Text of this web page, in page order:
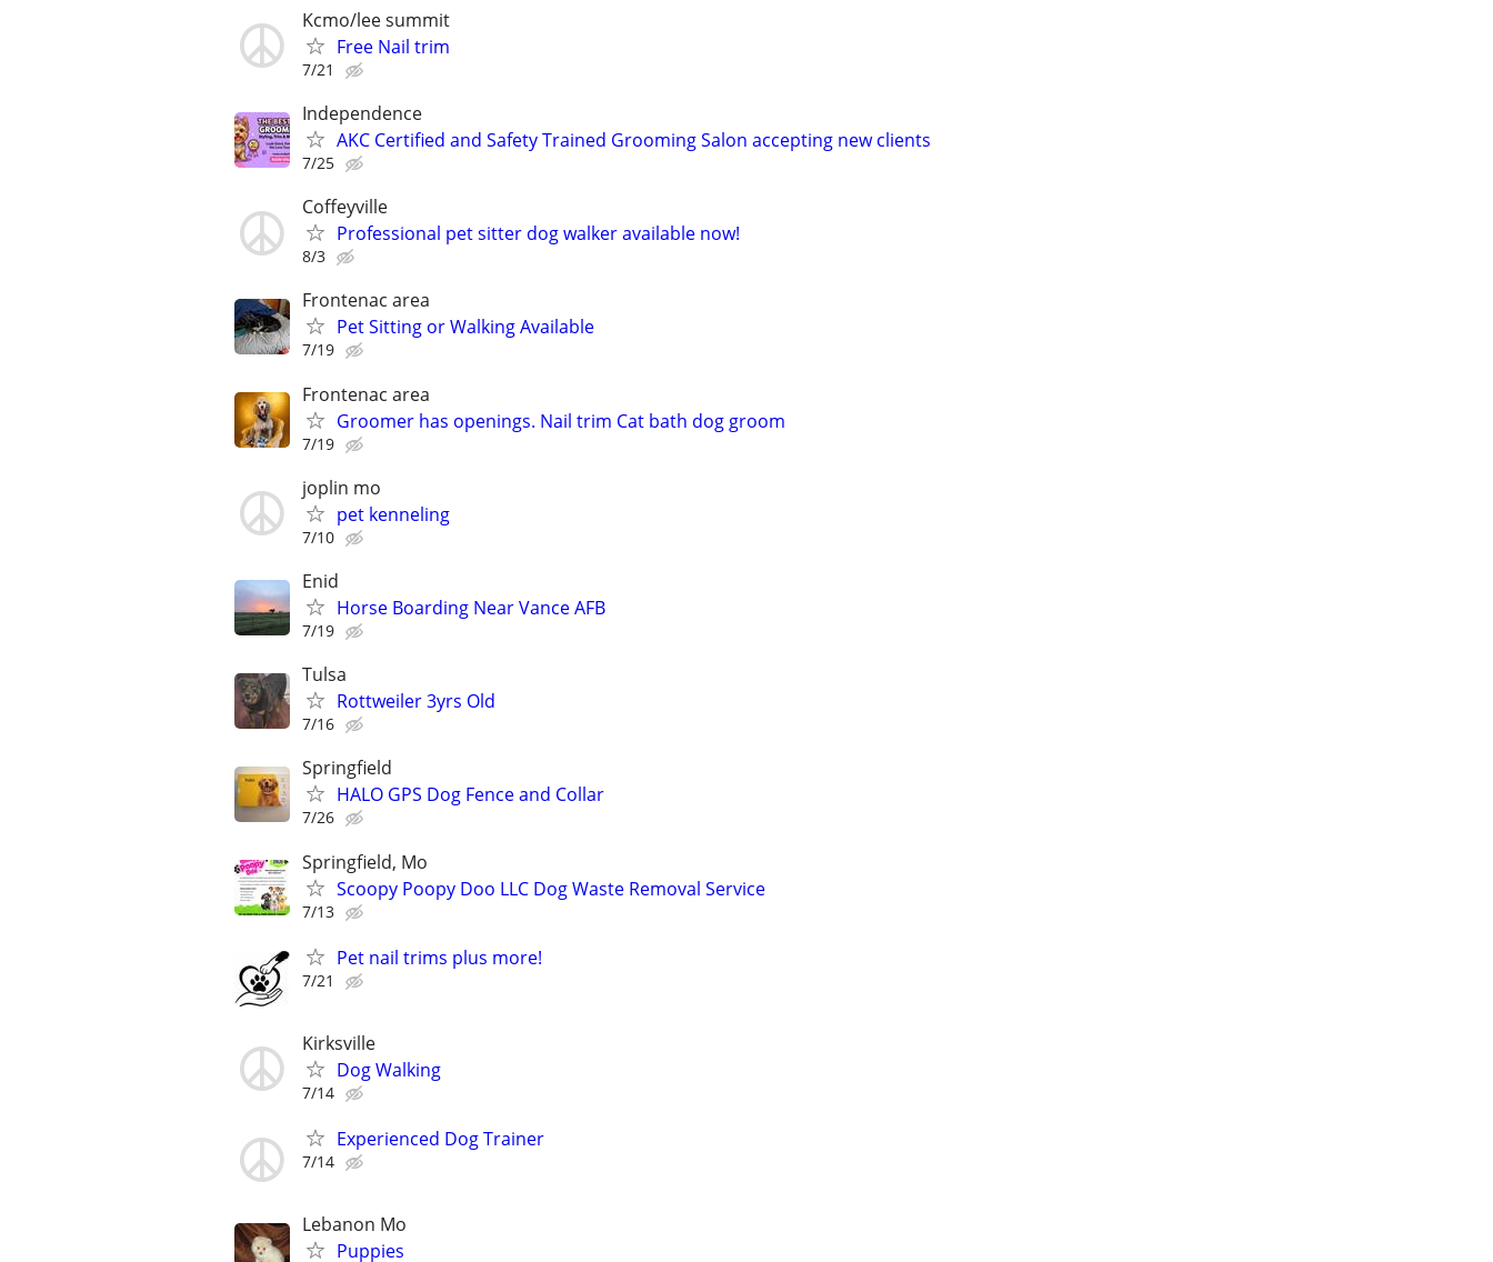
Kcmo/lee summit
Free Nail trim
7/21
Independence
AKC Certified and Safety Trained Grooming Salon accepting new clients
7/25
Coffeyville
Professional pet sitter dog walker available now!
8/3
Frontenac area
Pet Sitting or Walking Available
7/19
Frontenac area
Groomer has openings. Nail trim Cat bath dog groom
7/19
joplin mo
pet kenneling
7/10
Enid
Horse Boarding Near Vance AFB
7/19
Tulsa
Rottweiler 3yrs Old
7/16
Springfield
HALO GPS Dog Fence and Collar
7/26
Springfield, Mo
Scoopy Poopy Doo LLC Dog Waste Removal Service
7/13
Pet nail trims plus more!
7/21
Kirksville
Dog Walking
7/14
Experienced Dog Trainer
7/14
Lebanon Mo
Puppies